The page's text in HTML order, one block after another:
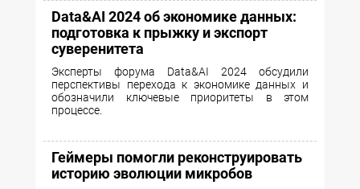
Data&AI 2024 об экономике данных:
подготовка к прыжку и экспорт
суверенитета
Эксперты форума Data&AI 2024 обсудили
перспективы перехода к экономике данных и
обозначили ключевые приоритеты в этом
процессе.
Геймеры помогли реконструировать
историю эволюции микробов